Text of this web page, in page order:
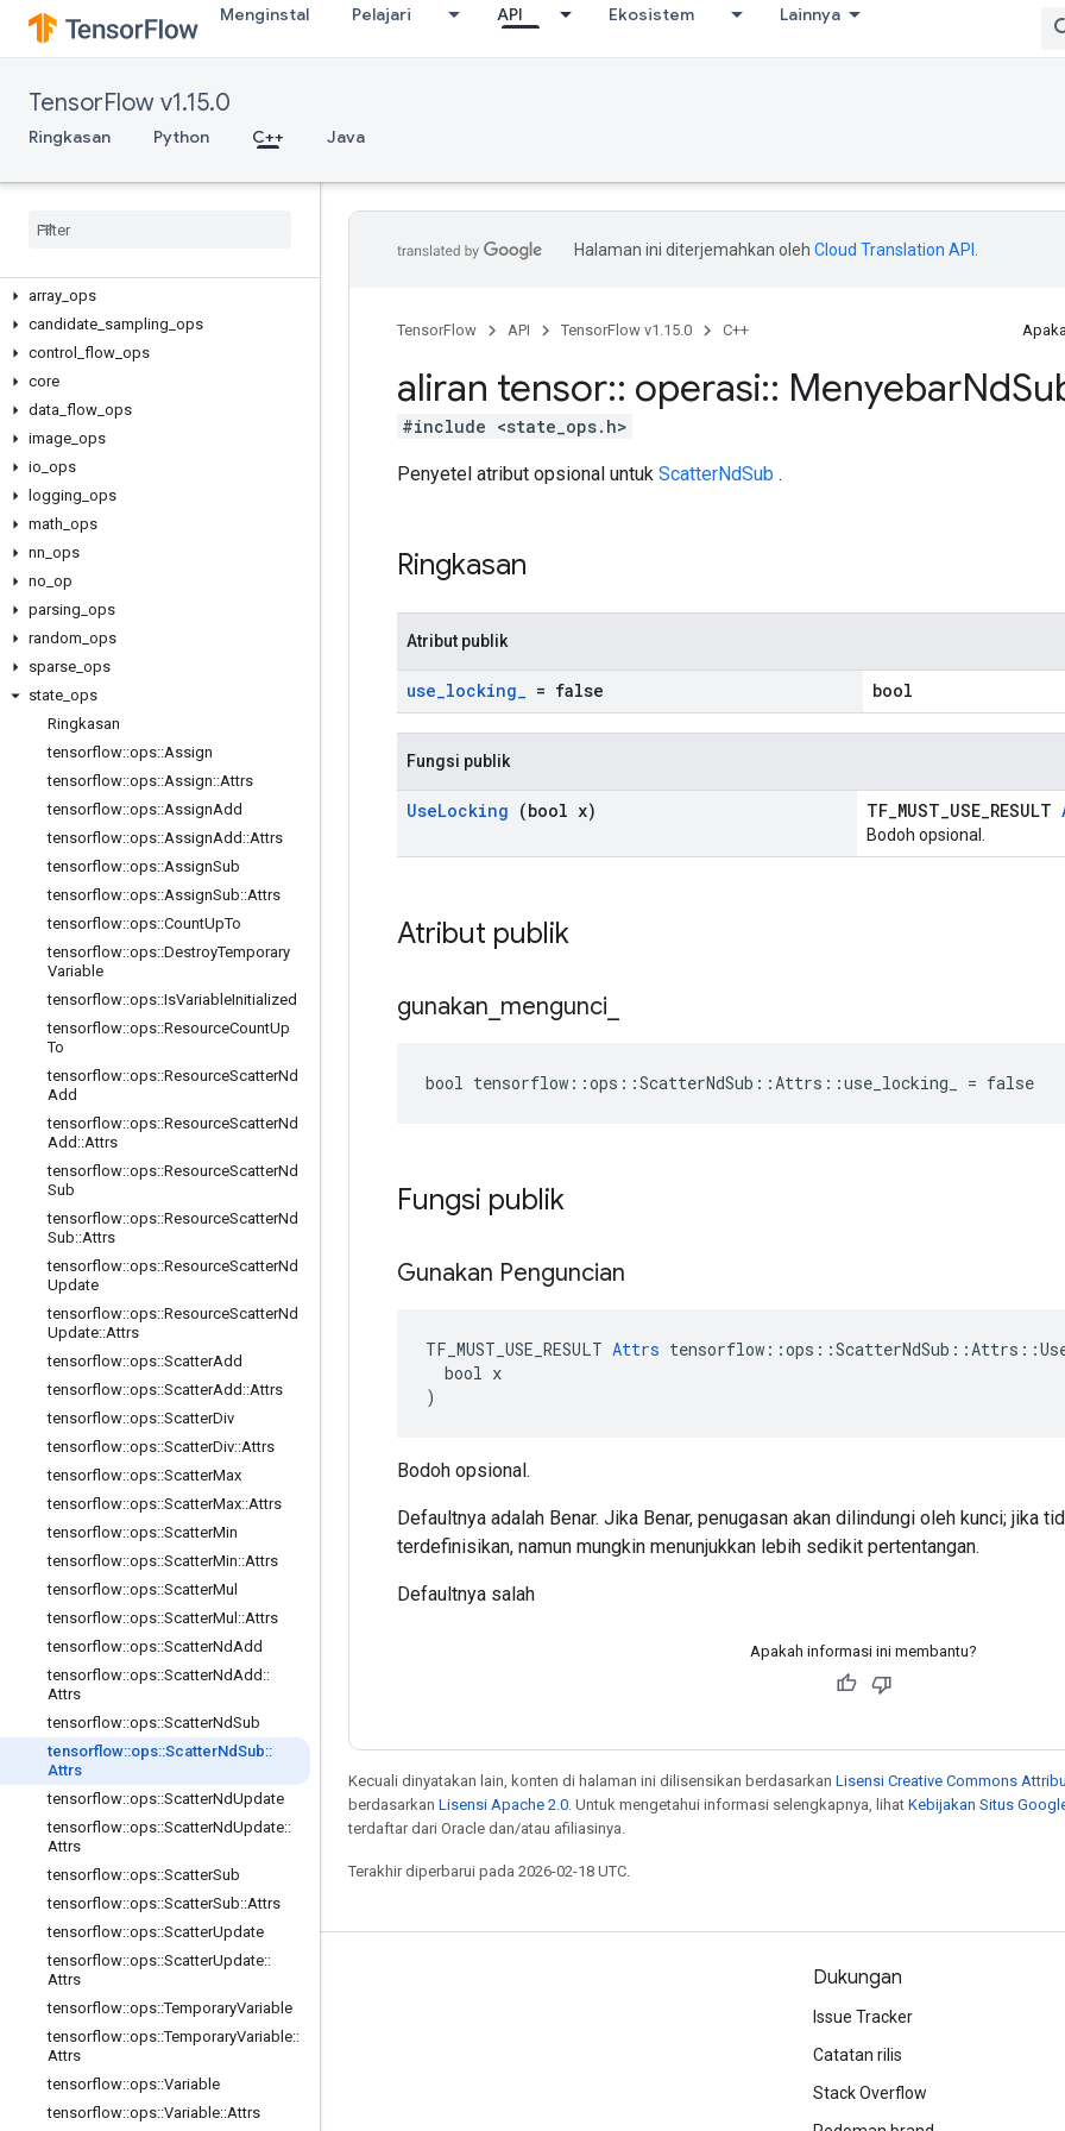
Menginstal Pelajari API Ekosistem Lainnya
TensorFlow v1.15.0
Ringkasan Python C++ Java
array ops
candidate sampling ops
control
flow ops
core
data flow ops
image ops
io ops
logging ops
math ops
nn ops
no op
parsing ops
random ops
sparse ops
state ops
Ringkasan
tensorflow::ops::Assign
tensorflow::ops::Assign::Attrs
tensorflow::ops::AssignAdd
tensorflow::ops::AssignAdd ::Attrs
tensorflow::ops::AssignSub
tensorflow::ops::AssignSub::Attrs
tensorflow::ops::CountUpTo
tensorflow::ops::DestroyTemporary
Variable
tensorflow::ops::IsVariableInitialized
tensorflow::ops::ResourceCountUp
To
tensorflow::ops::ResourceScatterNd
Add
tensorflow::ops::ResourceScatterNd
Add ::Attrs
tensorflow::ops::ResourceScatterNd
Sub
tensorflow::ops::ResourceScatterNd
Sub::Attrs
tensorflow::ops::ResourceScatterNd
Update
tensorflow::ops::ResourceScatterNd
Update::Attrs
tensorflow::ops::ScatterAdd
tensorflow::ops::ScatterAdd ::Attrs
tensorflow::ops::ScatterDiv
tensorflow::ops::ScatterDiv::Attrs
tensorflow::ops::ScatterMax
tensorflow::ops::ScatterMax::Attrs
tensorflow::ops::ScatterMin
tensorflow::ops::ScatterMin::Attrs
tensorflow::ops::ScatterMul
tensorflow::ops::ScatterMul ::Attrs
tensorflow::ops::ScatterNdAdd
tensorflow::ops::ScatterNdAdd ::
Attrs
tensorflow::ops::ScatterNdSub
tensorflow::ops::ScatterNdSub::
Attrs
tensorflow::ops::ScatterNdUpdate
tensorflow::ops::ScatterNdUpdate::
Attrs
tensorflow::ops::ScatterSub
tensorflow::ops::ScatterSub::Attrs
tensorflow::ops::ScatterUpdate
tensorflow::ops::ScatterUpdate::
Attrs
tensorflow::ops::TemporaryVariable
tensorflow::ops::TemporaryVariable::
Attrs
tensorflow::ops::Variable
tensorflow::ops::Variable::Attrs
Halaman ini diterjemahkan oleh Cloud Translation API
TensorFlow API TensorFlow v1.15.0 C++
aliran tensor:: operasi:: MenyebarNd
#include <state_ops.h>
Penyetel atribut opsional untuk ScatterNdSub .
Ringkasan
Atribut publik
use_locking_ = false bool
Fungsi publik
UseLocking (bool x) TF_MUST_USE_RESULT
Bodoh opsional.
Atribut publik
gunakan mengunci
bool tensorflow::ops::ScatterNdSub::Attrs::use_locking_ = false
Fungsi publik
Gunakan Penguncian
TF_MUST_USE_RESULT Attrs
  bool x
)
Bodoh opsional.
Defaultnya adalah Benar. Jika Benar, penugasan akan dilindungi oleh kunci; jika
terdefinisikan, namun mungkin menunjukkan lebih sedikit pertentangan.
Defaultnya salah
Apakah informasi ini membantu?
Kecuali dinyatakan lain, konten di halaman ini dilisensikan berdasarkan Lisensi Creative Commons
berdasarkan Lisensi Apache 2.0 . Untuk mengetahui informasi selengkapnya, lihat Kebijakan Situs
terdaftar dari Oracle dan/atau afiliasinya.
Terakhir diperbarui pada 2026-02-18 UTC.
Tetap terhubung
Blog
Forum
GitHub
Dukungan
Issue Tracker
Catatan rilis
Stack Overflow